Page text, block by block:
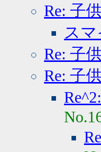
Re: 子
スマ
Re: 子
Re: 子